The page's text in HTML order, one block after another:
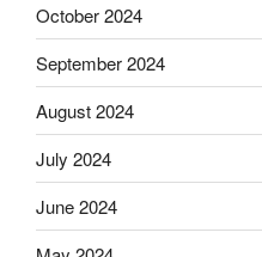
October 2024
September 2024
August 2024
July 2024
June 2024